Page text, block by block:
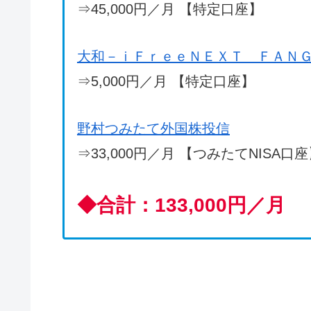
⇒45,000円／月 【特定口座】
大和－ｉＦｒｅｅＮＥＸＴ ＦＡＮ
⇒5,000円／月 【特定口座】
野村つみたて外国株投信
⇒33,000円／月 【つみたてNISA口座
◆合計：133,000円／月